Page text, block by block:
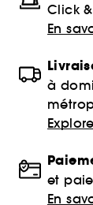
Click
En
à
et
En